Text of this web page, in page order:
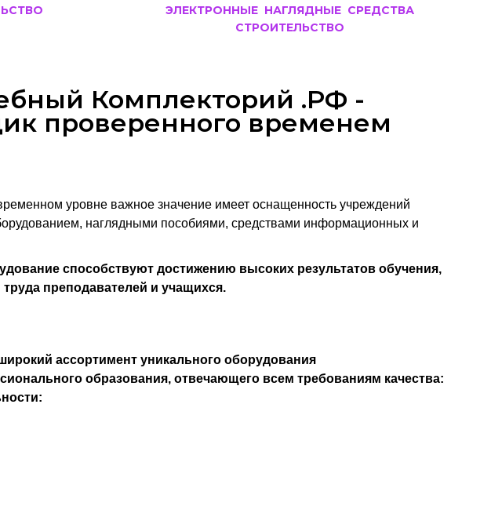
ЭЛЕКТРОННЫЕ НАГЛЯДНЫЕ СРЕДСТВА
СТРОИТЕЛЬСТВО
Комплекторий .РФ -
проверенного временем
уровне важное значение имеет оснащенность учреждений
наглядными пособиями, средствами информационных и
способствуют достижению высоких результатов обучения,
преподавателей и учащихся.
ассортимент уникального оборудования
образования, отвечающего всем требованиям качества: